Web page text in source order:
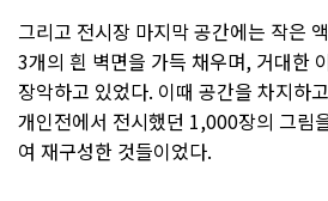
그리고 전시장 마지막 공간에는 작은
3개의 흰 벽면을 가득 채우며, 거대한
장악하고 있었다. 이때 공간을 차지하
개인전에서 전시했던 1,000장의 그림
여 재구성한 것들이었다.